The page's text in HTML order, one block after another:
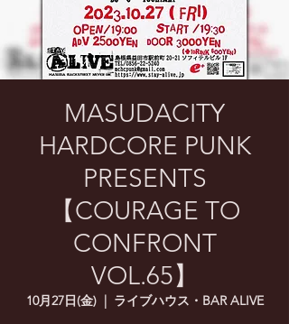
MASUDACITY
HARDCORE PUNK
PRESENTS
【COURAGE TO
CONFRONT
VOL.65】
10月27日(金)
  |
ライブハウス・BAR ALIVE